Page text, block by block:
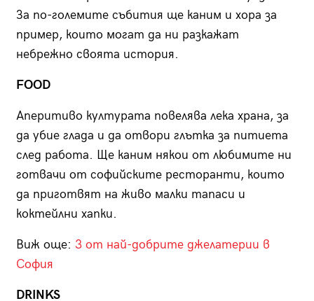
За по-големите събития ще каним и хора за
пример, които могат да ни разкажат
небрежно своята история.
FOOD
Аперитиво културата повелява лека храна, за
да убие глада и да отвори глътка за питиета
след работа. Ще каним някои от любимите ни
готвачи от софийските ресторанти, които
да приготвят на живо малки тапаси и
коктейлни хапки.
Виж още: 3 от най-добрите джелатерии в
София
DRINKS